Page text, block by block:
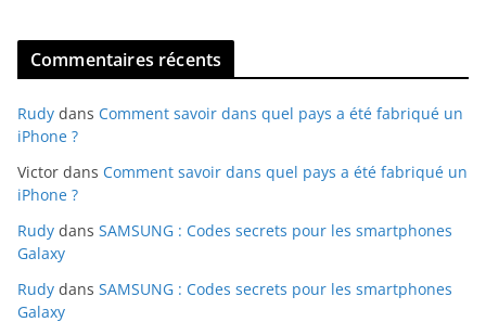
Commentaires récents
Rudy dans Comment savoir dans quel pays a été fabriqué un
iPhone ?
Victor dans Comment savoir dans quel pays a été fabriqué un
iPhone ?
Rudy dans SAMSUNG : Codes secrets pour les smartphones
Galaxy
Rudy dans SAMSUNG : Codes secrets pour les smartphones
Galaxy